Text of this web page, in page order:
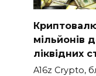
мільйонів
ліквідних
A16z Crypto,